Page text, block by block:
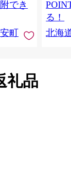
消耗品
ペー
倶知安
でき
町
常備品
ット
日用品
北海道
る！
北海
礼品